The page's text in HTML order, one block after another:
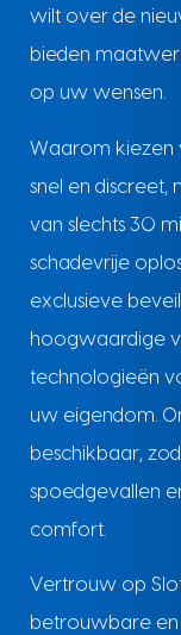
wilt over de
bieden
op uw wensen.
Waarom kiezen
snel en discreet,
van slechts 30
schadevrije
exclusieve
hoogwaardige
technologieën
uw eigendom.
beschikbaar,
spoedgevallen
comfort.
Vertrouw op
betrouwbare